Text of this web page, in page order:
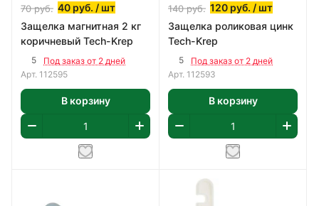
70руб. 40 руб. / шт
Защелка магнитная 2 кг
коричневый Tech-Krep
5
Под заказ от 2 дней
Арт. 112595
В корзину
140руб. 120 руб. / шт
Защелка роликовая цинк
Tech-Krep
5
Под заказ от 2 дней
Арт. 112593
В корзину